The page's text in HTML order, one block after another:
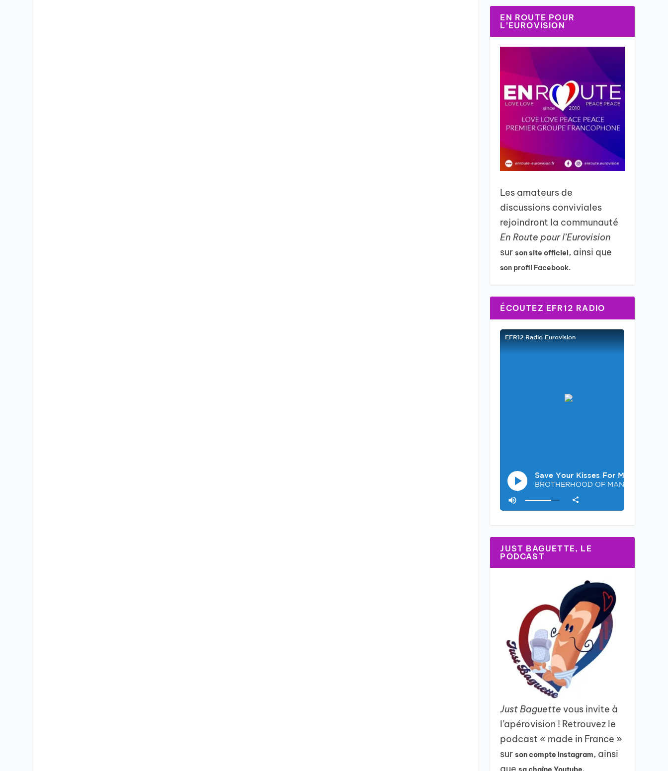
EN ROUTE POUR
L’EUROVISION
Les amateurs de
discussions conviviales
rejoindront la communauté
En Route pour l’Eurovision
surson site officiel, ainsi que
son profil Facebook.
ÉCOUTEZ EFR12 RADIO
JUST BAGUETTE, LE
PODCAST
Just Baguettevous invite à
l’apérovision ! Retrouvez le
podcast « made in France »
surson compte Instagram, ainsi